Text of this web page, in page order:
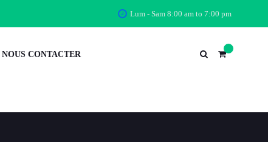
Lum - Sam 8:00 am to 7:00 pm
NOUS CONTACTER